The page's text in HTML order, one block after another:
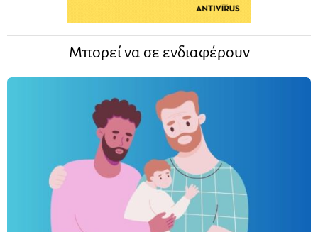
Μπορεί να σε ενδιαφέρουν